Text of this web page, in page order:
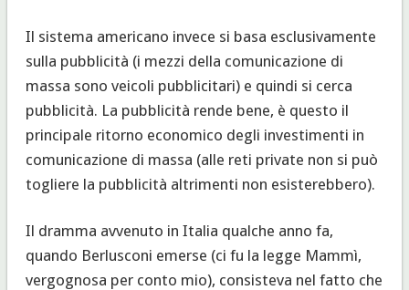
Il sistema americano invece si basa esclusivamente
sulla pubblicità (i mezzi della comunicazione di
massa sono veicoli pubblicitari) e quindi si cerca
pubblicità. La pubblicità rende bene, è questo il
principale ritorno economico degli investimenti in
comunicazione di massa (alle reti private non si può
togliere la pubblicità altrimenti non esisterebbero).
Il dramma avvenuto in Italia qualche anno fa,
quando Berlusconi emerse (ci fu la legge Mammì,
vergognosa per conto mio), consisteva nel fatto che